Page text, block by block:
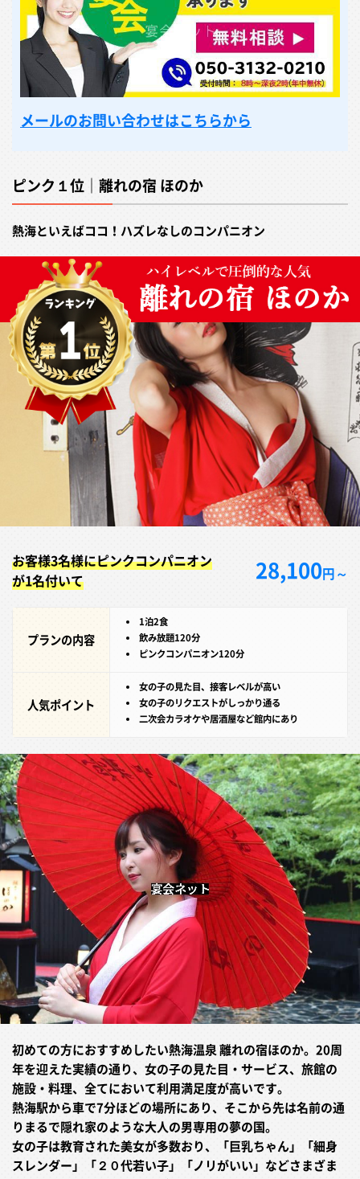
メールのお問い合わせはこちらから
ピンク１位｜離れの宿 ほのか
熱海といえばココ！ハズレなしのコンパニオン
お客様3名様にピンクコンパニオン
が1名付いて
28,100円～
プランの内容
1泊2食
飲み放題120分
ピンクコンパニオン120分
人気ポイント
女の子の見た目、接客レベルが高い
女の子のリクエストがしっかり通る
二次会カラオケや居酒屋など館内にあり
初めての方におすすめしたい熱海温泉 離れの宿ほのか。20周
年を迎えた実績の通り、女の子の見た目・サービス、旅館の
施設・料理、全てにおいて利用満足度が高いです。
熱海駅から車で7分ほどの場所にあり、そこから先は名前の通
りまるで隠れ家のような大人の男専用の夢の国。
女の子は教育された美女が多数おり、「巨乳ちゃん」「細身
スレンダー」「２０代若い子」「ノリがいい」などさまざま